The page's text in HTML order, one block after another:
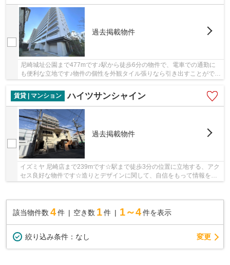
過去掲載物件
尼崎城址公園まで477mです♪駅から徒歩6分の物件で、電車での通勤に
も便利な立地です♪物件の個性を外観タイル張りなら引き出すことができ
賃貸 | マンション
ハイツサンシャイン
過去掲載物件
イズミヤ 尼崎店まで239mです☆駅まで徒歩3分の位置に立地する、アク
セス良好な物件です☆造りとデザインに関して、自信をもって情報を提
該当物件数 4件 空き数 1 件 1～4 件を表示
絞り込み条件： なし 変更